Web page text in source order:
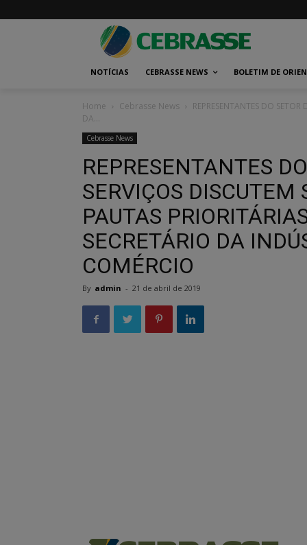
NOTÍCIAS CEBRASSE NEWS BOLETIM DE
Home Cebrasse News
REPRESENTANTES DO
DA...
Cebrasse News
REPRESENTANTES
SERVIÇOS DISCUTEM
PAUTAS
SECRETÁRIO DA
COMÉRCIO
By admin - 21 de abril de 2019